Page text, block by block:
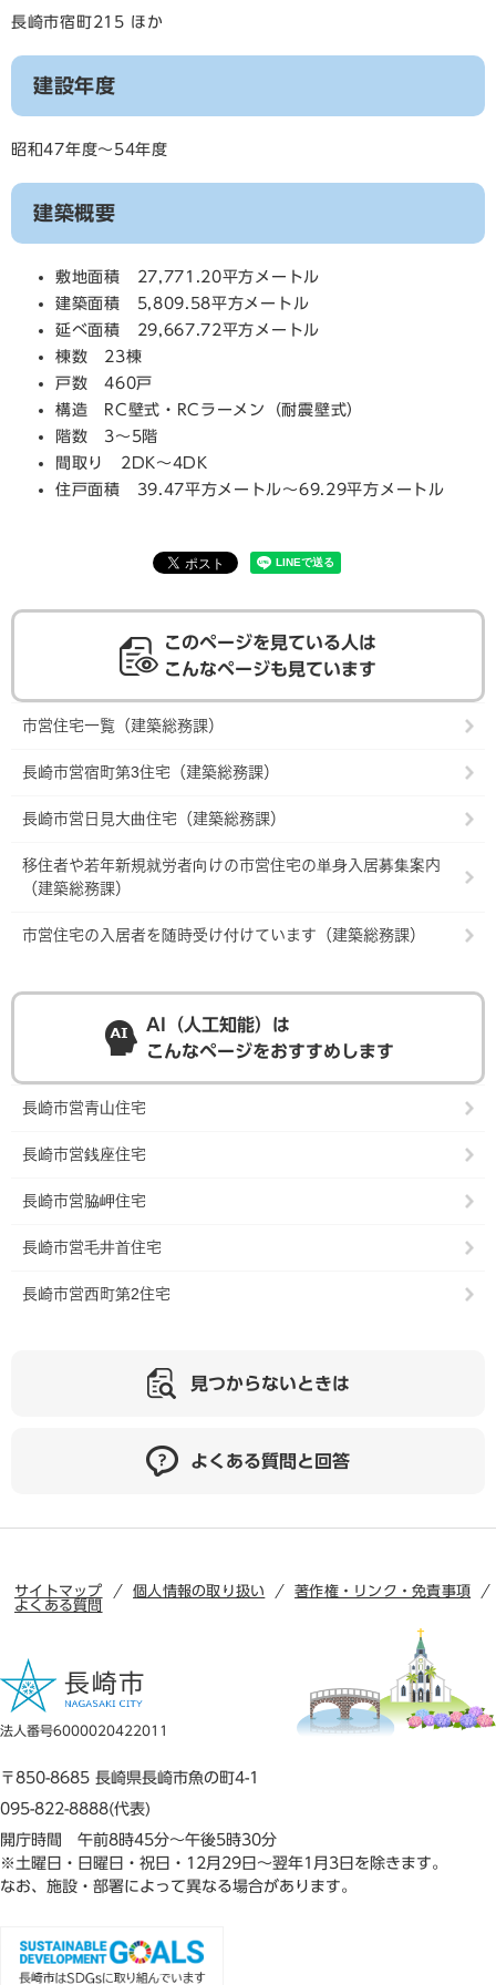
長崎市宿町215 ほか
建設年度
昭和47年度～54年度
建築概要
敷地面積 27,771.20平方メートル
建築面積 5,809.58平方メートル
延べ面積 29,667.72平方メートル
棟数 23棟
戸数 460戸
構造 RC壁式・RCラーメン（耐震壁式）
階数 3～5階
間取り 2DK～4DK
住戸面積 39.47平方メートル～69.29平方メートル
このページを見ている人は
こんなページも見ています
市営住宅一覧（建築総務課）
長崎市営宿町第3住宅（建築総務課）
長崎市営日見大曲住宅（建築総務課）
移住者や若年新規就労者向けの市営住宅の単身入居募集案内
（建築総務課）
市営住宅の入居者を随時受け付けています（建築総務課）
AI（人工知能）は
こんなページをおすすめします
長崎市営青山住宅
長崎市営銭座住宅
長崎市営脇岬住宅
長崎市営毛井首住宅
長崎市営西町第2住宅
見つからないときは
よくある質問と回答
サイトマップ 個人情報の取り扱い
著作権・リンク・免責事項
よくある質問
法人番号6000020422011
〒850-8685 長崎県長崎市魚の町4-1
095-822-8888(代表)
開庁時間 午前8時45分～午後5時30分
※土曜日・日曜日・祝日・12月29日～翌年1月3日を除きます。
なお、施設・部署によって異なる場合があります。